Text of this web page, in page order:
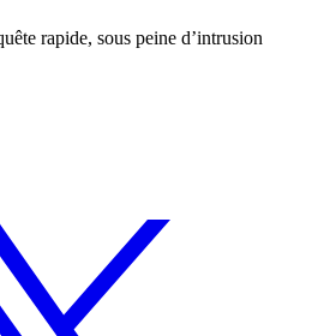
rapide, sous peine d’intrusion